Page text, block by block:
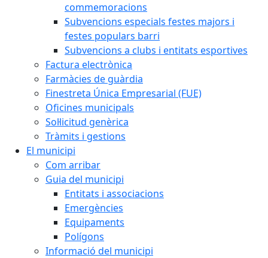
commemoracions
Subvencions especials festes majors i
festes populars barri
Subvencions a clubs i entitats esportives
Factura electrònica
Farmàcies de guàrdia
Finestreta Única Empresarial (FUE)
Oficines municipals
Sol·licitud genèrica
Tràmits i gestions
El municipi
Com arribar
Guia del municipi
Entitats i associacions
Emergències
Equipaments
Polígons
Informació del municipi